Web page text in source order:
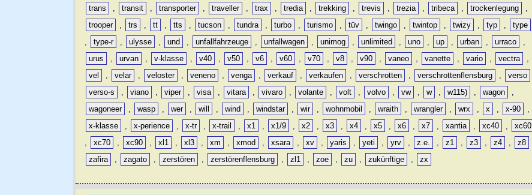
trans
, transit , transporter , traveller , trax , tredia , trekking , trevis , trezia , tribeca , trockenlegung
,
trooper
, trs , tt , tts , tucson , tundra , turbo , turismo , tüv , twingo , twintop , twizy , typ ,
type
,
type-r , ulysse , und , unfallfahrzeuge , unfallwagen , unimog , unlimited , uno , up , urban , urraco
,
urus
, urvan , v-klasse , v40 , v50 , v6 , v60 , v70 , v8 , v90 , vaneo , vanette , vario , vectra
,
vel
, velar , veloster , veneno , venga , verkauf , verkaufen , verschrotten , verschrottenflensburg , verso
verso-s
, viano , viper , visa , vitara , vivaro , volante , volt , volvo , vw , w , w115) , wagon
,
wagoneer
, wasp , wer , will , wind , windstar , wir , wohnmobil , wraith , wrangler , wrx , x , x-90
,
x-klasse
, x-perience , x-tr , x-trail , x1 , x1/9 , x2 , x3 , x4 , x5 , x6 , x7 , xantia , xc40 ,
xc60
,
xc70 , xc90 , xl1 , xl3 , xm , xmod , xsara , xv , yaris , yeti , yrv , z.e. , z1 , z3 , z4 , z8
zafira
, zagato , zerstören , zerstörenflensburg , zl1 , zoe , zu , zukünftige , zx